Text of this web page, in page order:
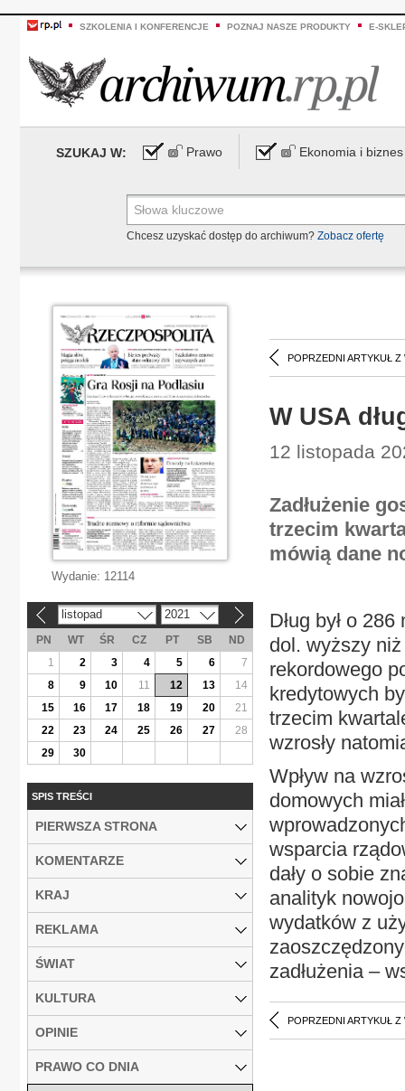
SZKOLENIA I KONFERENCJE POZNAJ NASZE PRODUKTY E-
SZUKAJ W: Prawo Ekonomia i biznes
Chcesz uzyskać dostęp do archiwum? Zobacz ofertę
POPRZEDNI ARTYKUŁ Z
W USA
12 listopada
Zadłużenie
trzecim
mówią dane
Dług był o
dol. wyższy
rekordowego
kredytowych
trzecim
wzrosły
Wpływ na
domowych
wsparcia
dały o sobie
analityk
wydatków z
zadłużenia –
POPRZEDNI ARTYKUŁ Z
Wydanie: 12114
listopad 2021
PN WT ŚR CZ PT SB
ND
1
2 3 4 5 6
7
8
9 10 11 12 13
14
15
16 17 18 19 20
21
22
23 24 25 26 27
28
29
30
SPIS TREŚCI
PIERWSZA STRONA
KOMENTARZE
KRAJ
REKLAMA
ŚWIAT
KULTURA
OPINIE
PRAWO CO DNIA